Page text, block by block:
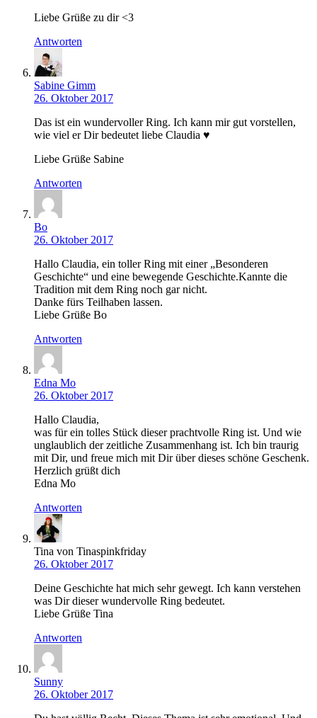
Liebe Grüße zu dir <3
Antworten
Sabine Gimm
26. Oktober 2017
Das ist ein wundervoller Ring. Ich kann mir gut vorstellen,
wie viel er Dir bedeutet liebe Claudia ♥
Liebe Grüße Sabine
Antworten
Bo
26. Oktober 2017
Hallo Claudia, ein toller Ring mit einer „Besonderen
Geschichte“ und eine bewegende Geschichte.Kannte die
Tradition mit dem Ring noch gar nicht.
Danke fürs Teilhaben lassen.
Liebe Grüße Bo
Antworten
Edna Mo
26. Oktober 2017
Hallo Claudia,
was für ein tolles Stück dieser prachtvolle Ring ist. Und wie
unglaublich der zeitliche Zusammenhang ist. Ich bin traurig
mit Dir, und freue mich mit Dir über dieses schöne Geschenk.
Herzlich grüßt dich
Edna Mo
Antworten
Tina von Tinaspinkfriday
26. Oktober 2017
Deine Geschichte hat mich sehr gewegt. Ich kann verstehen
was Dir dieser wundervolle Ring bedeutet.
Liebe Grüße Tina
Antworten
Sunny
26. Oktober 2017